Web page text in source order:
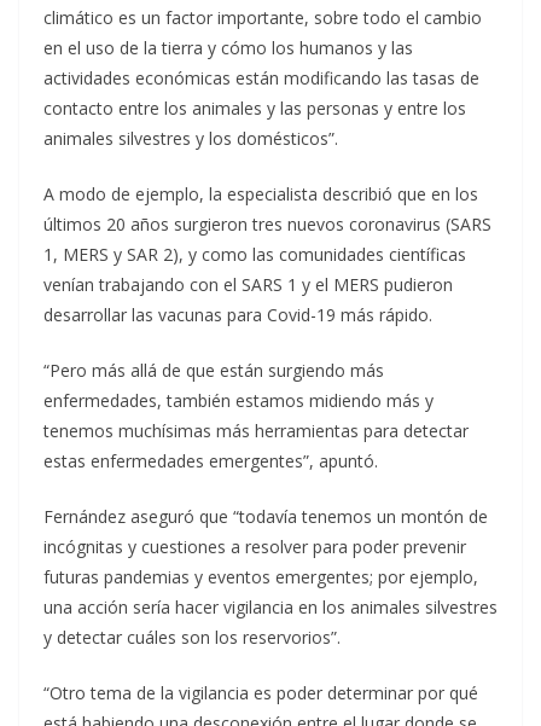
climático es un factor importante, sobre todo el cambio
en el uso de la tierra y cómo los humanos y las
actividades económicas están modificando las tasas de
contacto entre los animales y las personas y entre los
animales silvestres y los domésticos”.
A modo de ejemplo, la especialista describió que en los
últimos 20 años surgieron tres nuevos coronavirus (SARS
1, MERS y SAR 2), y como las comunidades científicas
venían trabajando con el SARS 1 y el MERS pudieron
desarrollar las vacunas para Covid-19 más rápido.
“Pero más allá de que están surgiendo más
enfermedades, también estamos midiendo más y
tenemos muchísimas más herramientas para detectar
estas enfermedades emergentes”, apuntó.
Fernández aseguró que “todavía tenemos un montón de
incógnitas y cuestiones a resolver para poder prevenir
futuras pandemias y eventos emergentes; por ejemplo,
una acción sería hacer vigilancia en los animales silvestres
y detectar cuáles son los reservorios”.
“Otro tema de la vigilancia es poder determinar por qué